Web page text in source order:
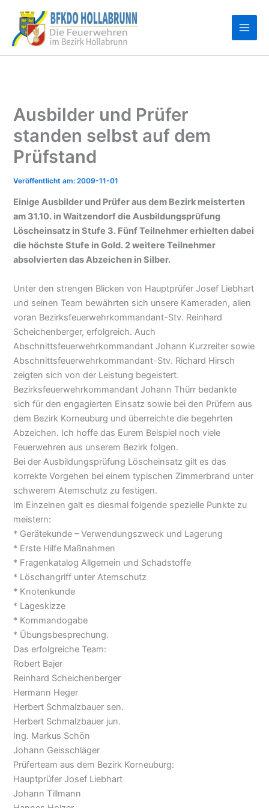
Inhalt
springen
Ausbilder und Prüfer
standen selbst auf dem
Prüfstand
2009-11-01
Einige Ausbilder und Prüfer aus dem Bezirk meisterten
am 31.10. in Waitzendorf die Ausbildungsprüfung
Löscheinsatz in Stufe 3. Fünf Teilnehmer erhielten dabei
die höchste Stufe in Gold. 2 weitere Teilnehmer
absolvierten das Abzeichen in Silber.
Unter den strengen Blicken von Hauptprüfer Josef Liebhart
und seinen Team bewährten sich unsere Kameraden, allen
voran Bezirksfeuerwehrkommandant-Stv. Reinhard
Scheichenberger, erfolgreich. Auch
Abschnittsfeuerwehrkommandant Johann Kurzreiter sowie
Abschnittsfeuerwehrkommandant-Stv. Richard Hirsch
zeigten sich von der Leistung begeistert.
Bezirksfeuerwehrkommandant Johann Thürr bedankte
sich für den engagierten Einsatz sowie bei den Prüfern aus
dem Bezirk Korneuburg und überreichte die begehrten
Abzeichen. Ich hoffe das Eurem Beispiel noch viele
Feuerwehren aus unserem Bezirk folgen.
Bei der Ausbildungsprüfung Löscheinsatz gilt es das
korrekte Vorgehen bei einem typischen Zimmerbrand unter
schwerem Atemschutz zu festigen.
Im Einzelnen galt es diesmal folgende spezielle Punkte zu
meistern:
* Gerätekunde – Verwendungszweck und Lagerung
* Erste Hilfe Maßnahmen
* Fragenkatalog Allgemein und Schadstoffe
* Löschangriff unter Atemschutz
* Knotenkunde
* Lageskizze
* Kommandogabe
* Übungsbesprechung.
Das erfolgreiche Team:
Robert Bajer
Reinhard Scheichenberger
Hermann Heger
Herbert Schmalzbauer sen.
Herbert Schmalzbauer jun.
Ing. Markus Schön
Johann Geisschläger
Prüferteam aus dem Bezirk Korneuburg:
Hauptprüfer Josef Liebhart
Johann Tillmann